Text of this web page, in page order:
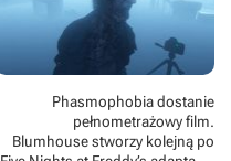
Phasmophobia dostanie
pełnometrażowy film.
Blumhouse stworzy kolejną po